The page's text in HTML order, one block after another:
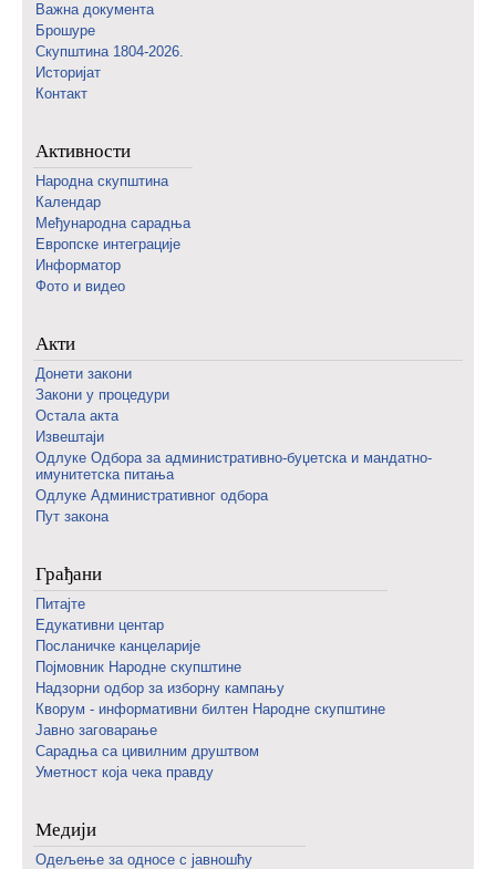
Важна документа
Брошуре
Скупштина 1804-2026.
Историјат
Контакт
Активности
Народна скупштина
Календар
Међународна сарадња
Европске интеграције
Информатор
Фото и видео
Акти
Донети закони
Закони у процедури
Остала акта
Извештаји
Одлуке Одбора за административно-буџетска и мандатно-
имунитетска питања
Одлуке Административног одбора
Пут закона
Грађани
Питајте
Едукативни центар
Посланичке канцеларије
Појмовник Народне скупштине
Надзорни одбор за изборну кампању
Кворум - информативни билтен Народне скупштине
Јавно заговарање
Сарадња са цивилним друштвом
Уметност која чека правду
Медији
Одељење за односе с јавношћу